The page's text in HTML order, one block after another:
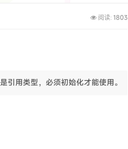
阅读: 1803
引用类型，必须初始化才能使用。